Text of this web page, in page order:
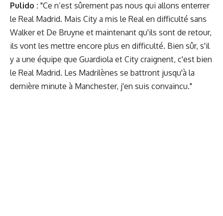
Pulido : "Ce n’est sûrement pas nous qui allons enterrer
le Real Madrid. Mais City a mis le Real en difficulté sans
Walker et De Bruyne et maintenant qu'ils sont de retour,
ils vont les mettre encore plus en difficulté. Bien sûr, s'il
y a une équipe que Guardiola et City craignent, c'est bien
le Real Madrid. Les Madrilènes se battront jusqu'à la
dernière minute à Manchester, j'en suis convaincu."